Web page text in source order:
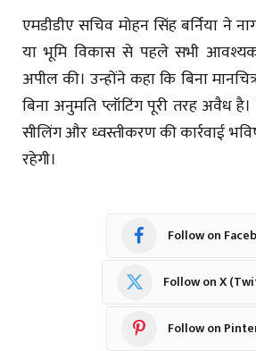
एमडीडीए सचिव मोहन सिंह बर्निया ने
या भूमि विकास से पहले सभी
अपील की। उन्होंने कहा कि बिना
बिना अनुमति प्लॉटिंग पूरी तरह अवैध
सीलिंग और ध्वस्तीकरण की कार्रवाई
रहेगी।
Follow on
Follow on X
Follow on